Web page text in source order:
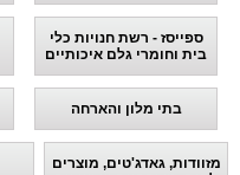
ספייסז - רשת חנויות כלי
בית וחומרי גלם איכותיים
בתי מלון והארחה
מזוודות, גאדג'טים, מוצרים